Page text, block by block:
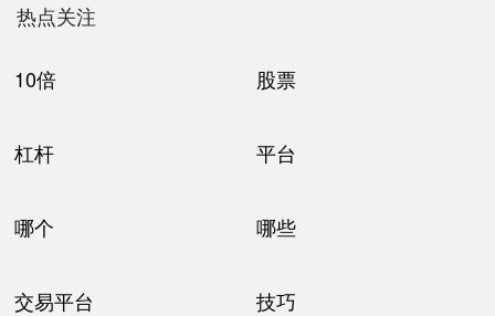
热点关注
10倍 股票
杠杆 平台
哪个 哪些
交易平台 技巧